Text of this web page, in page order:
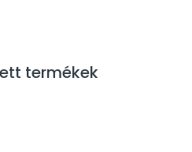
termékek